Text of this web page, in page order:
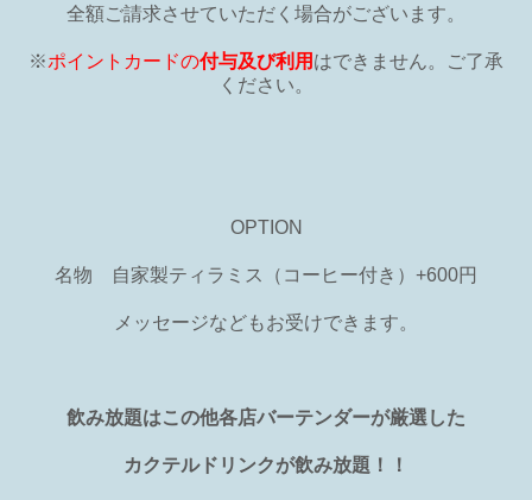
全額ご請求させていただく場合がございます。
※ポイントカードの付与及び利用 はできません。ご了承
ください。
OPTION
名物 自家製ティラミス（コーヒー付き）+600円
メッセージなどもお受けできます。
飲み放題はこの他各店バーテンダーが厳選した
カクテルドリンクが飲み放題！！